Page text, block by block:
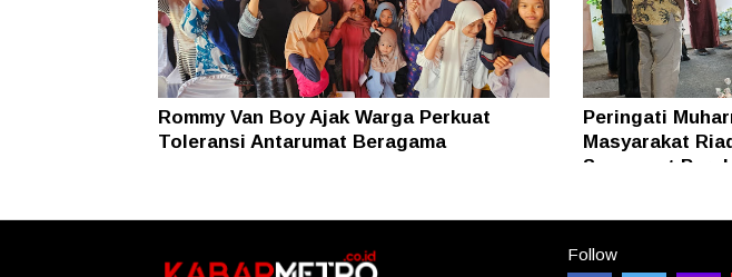
Rommy Van Boy Ajak Warga Perkuat
Toleransi Antarumat Beragama
Peringati
Masyarakat
Semangat
Follow